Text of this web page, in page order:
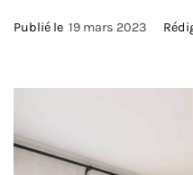
Publié le 19 mars 2023